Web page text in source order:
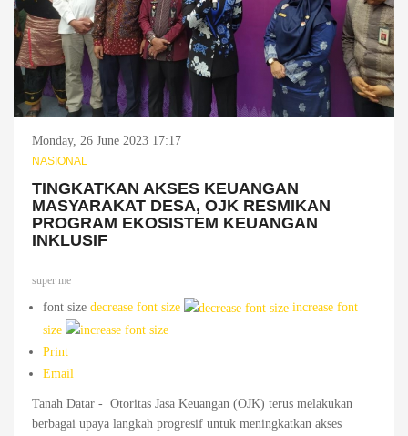
Monday, 26 June 2023 17:17
NASIONAL
TINGKATKAN AKSES KEUANGAN
MASYARAKAT DESA, OJK RESMIKAN
PROGRAM EKOSISTEM KEUANGAN
INKLUSIF
super me
font size decrease font size
increase font
size
Print
Email
Tanah Datar - Otoritas Jasa Keuangan (OJK) terus melakukan
berbagai upaya langkah progresif untuk meningkatkan akses